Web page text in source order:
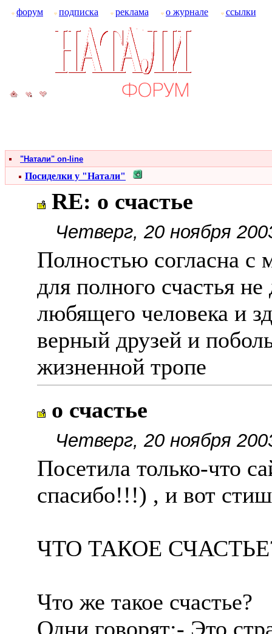
форум подписка реклама о журнале ссылки
"Натали" on-line
Посиделки у "Натали"
RE: о счастье
Четверг, 20 ноября
Полностью согласна
для полного счастья
любящего человека и
верный друзей и
жизненной тропе
о счастье
Четверг, 20 ноября
Посетила только-что
спасибо!!!) , и вот
ЧТО ТАКОЕ
Что же такое счастье?
Одни говорят:- Это